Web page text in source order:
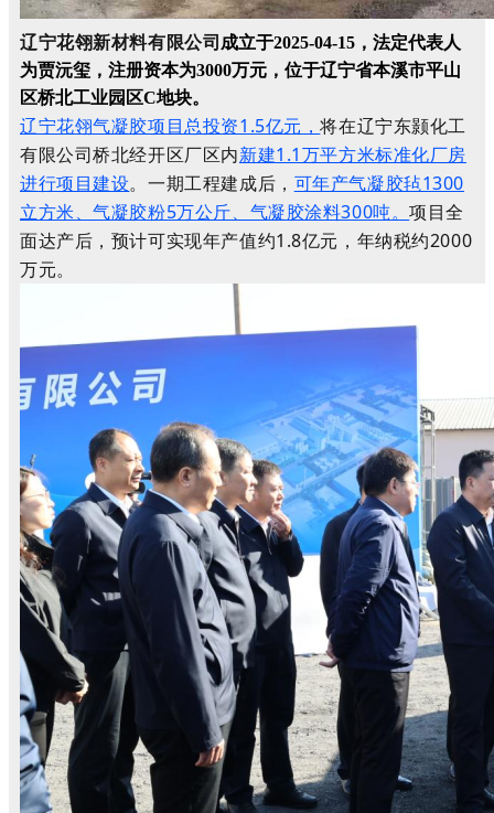
辽宁花翎新材料有限公司成立于2025-04-15，法定代表人
为贾沅玺，注册资本为3000万元， 位于辽宁省本溪市平山
区桥北工业园区C地块。
辽宁花翎气凝胶项目总投资1.5亿元，将在辽宁东颢化工
有限公司桥北经开区厂区内新建1.1万平方米标准化厂房
进行项目建设。一期工程建成后， 可年产气凝胶毡1300
立方米、气凝胶粉5万公斤、气凝胶涂料300吨。项目全
面达产后，预计可实现年产值约1.8亿元，年纳税约2000
万元。